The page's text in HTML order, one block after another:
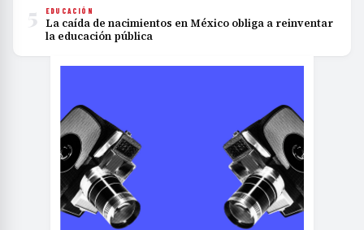
5 EDUCACIÓN
La caída de nacimientos en México obliga a reinventar
la educación pública